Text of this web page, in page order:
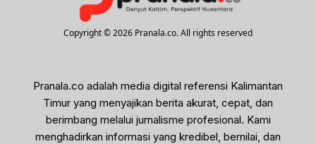
Copyright © 2026 Pranala.co. All rights reserved
Pranala.co adalah media digital referensi Kalimantan
Timur yang menyajikan berita akurat, cepat, dan
berimbang melalui jurnalisme profesional. Kami
menghadirkan informasi yang kredibel, bernilai, dan